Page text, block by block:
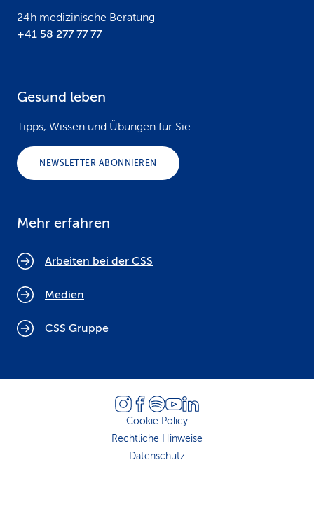
24h medizinische Beratung
+41 58 277 77 77
Gesund leben
Tipps, Wissen und Übungen für Sie.
NEWSLETTER ABONNIEREN
Mehr erfahren
Arbeiten bei der CSS
Medien
CSS Gruppe
Cookie Policy
Rechtliche Hinweise
Datenschutz